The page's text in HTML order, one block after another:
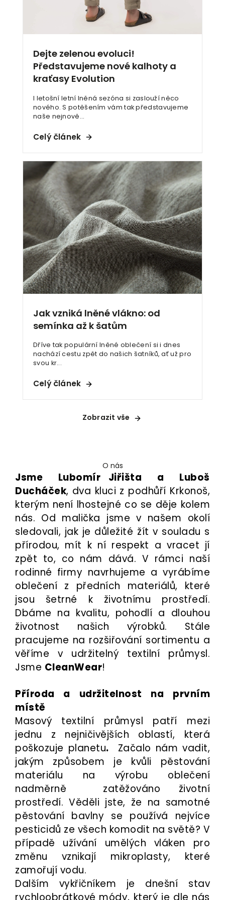
Dejte zelenou evoluci!
Představujeme nové kalhoty a
kraťasy Evolution
I letošní letní lněná sezóna si zaslouží něco
nového. S potěšením vám tak představujeme
naše nejnově...
Celý článek
Jak vzniká lněné vlákno: od
semínka až k šatům
Dříve tak populární lněné oblečení si i dnes
nachází cestu zpět do našich šatníků, ať už pro
svou kr...
Celý článek
Zobrazit vše
O nás
Jsme Lubomír Jiřišta a Luboš
Ducháček, dva kluci z podhůří Krkonoš,
kterým není lhostejné co se děje kolem
nás. Od malička jsme v našem okolí
sledovali, jak je důležité žít v souladu s
přírodou, mít k ní respekt a vracet jí
zpět to, co nám dává. V rámci naší
rodinné firmy navrhujeme a vyrábíme
oblečení z předních materiálů, které
jsou šetrné k životnímu prostředí.
Dbáme na kvalitu, pohodlí a dlouhou
životnost našich výrobků. Stále
pracujeme na rozšiřování sortimentu a
věříme v udržitelný textilní průmysl.
Jsme CleanWear!
Příroda a udržitelnost na prvním
místě
Masový textilní průmysl patří mezi
jednu z nejničivějších oblastí, která
poškozuje planetu. Začalo nám vadit,
jakým způsobem je kvůli pěstování
materiálu na výrobu oblečení
nadměrně zatěžováno životní
prostředí. Věděli jste, že na samotné
pěstování bavlny se používá nejvíce
pesticidů ze všech komodit na světě? V
případě užívání umělých vláken pro
změnu vznikají mikroplasty, které
zamořují vodu.
Dalším vykřičníkem je dnešní stav